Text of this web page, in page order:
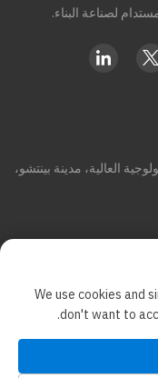
لصناعة البناء.
العالية، مدينة بينتشو،
المحدودة. جميع الحقوق
We use cookies and
don't want to